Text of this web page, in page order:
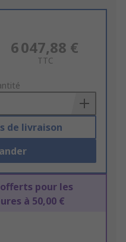
6 047,88 €
TTC
de livraison
pour les
à 50,00 €